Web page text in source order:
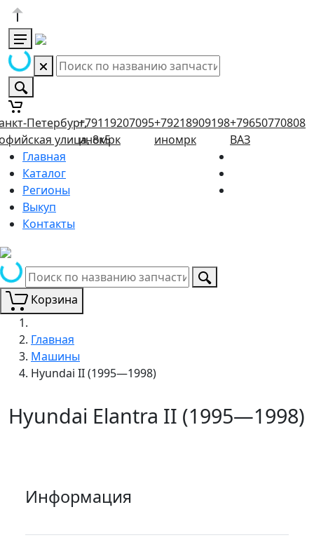
Петербург,
улица, 8к5
+79119207095
иномрк
+79218909198
иномрк
+79650770808
ВАЗ
Главная
Каталог
Регионы
Выкуп
Контакты
Корзина
Главная
Машины
Hyundai II (1995—1998)
Hyundai Elantra II (1995—1998)
Информация